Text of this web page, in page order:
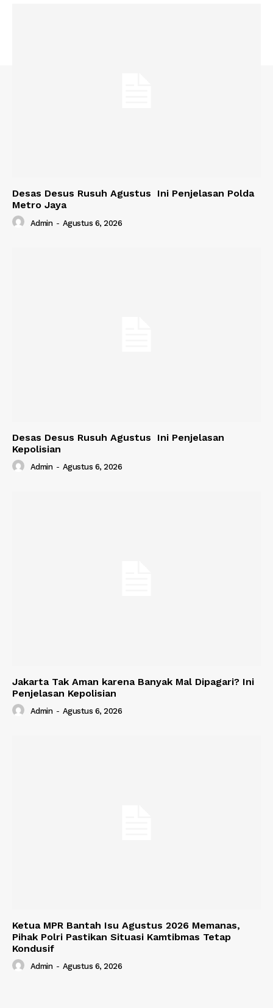
Desas Desus Rusuh Agustus Ini Penjelasan Polda
Metro Jaya
Admin - Agustus 6, 2026
Desas Desus Rusuh Agustus Ini Penjelasan
Kepolisian
Admin - Agustus 6, 2026
Jakarta Tak Aman karena Banyak Mal Dipagari? Ini
Penjelasan Kepolisian
Admin - Agustus 6, 2026
Ketua MPR Bantah Isu Agustus 2026 Memanas,
Pihak Polri Pastikan Situasi Kamtibmas Tetap
Kondusif
Admin - Agustus 6, 2026